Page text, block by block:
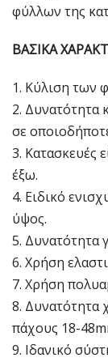
φύλλων της
ΒΑΣΙΚΑ
Κύλιση των
Δυνατότητα
σε
Κατασκευές
έξω.
Ειδικό
ύψος.
Δυνατότητα
Χρήση
Χρήση
Δυνατότητα
πάχους 18-
Ιδανικό